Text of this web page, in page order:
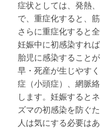
症状としては、発熱
で、重症化すると、
さらに重症化すると
妊娠中に初感染すれ
胎児に感染すること
早・死産が生じやす
症（小頭症）、網脈
します。妊娠すると
ズマの初感染を防ぐ
人は気にする必要はあ